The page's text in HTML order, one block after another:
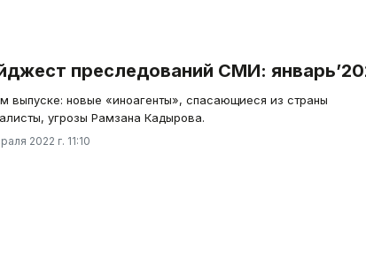
преследований СМИ:
выпуске: новые «иноагенты», спасающиеся из страны
угрозы Рамзана Кадырова.
2022 г. 11:10